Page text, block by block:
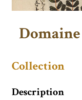
Collection
Description